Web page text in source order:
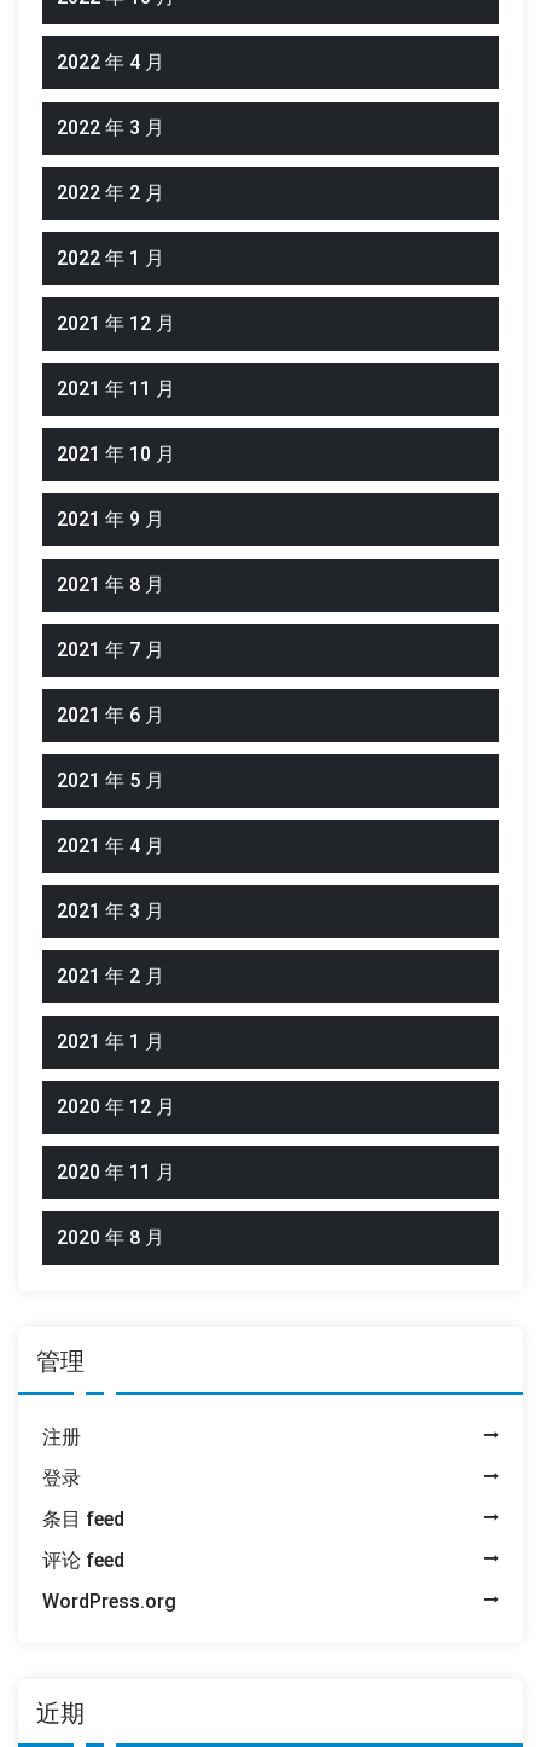
2022 年 4 月
2022 年 3 月
2022 年 2 月
2022 年 1 月
2021 年 12 月
2021 年 11 月
2021 年 10 月
2021 年 9 月
2021 年 8 月
2021 年 7 月
2021 年 6 月
2021 年 5 月
2021 年 4 月
2021 年 3 月
2021 年 2 月
2021 年 1 月
2020 年 12 月
2020 年 11 月
2020 年 8 月
管理
注册
登录
条目 feed
评论 feed
WordPress.org
近期